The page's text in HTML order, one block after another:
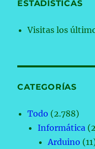
ESTADÍSTICAS
Visitas los
CATEGORÍAS
Todo (2.788)
Informática
Arduino